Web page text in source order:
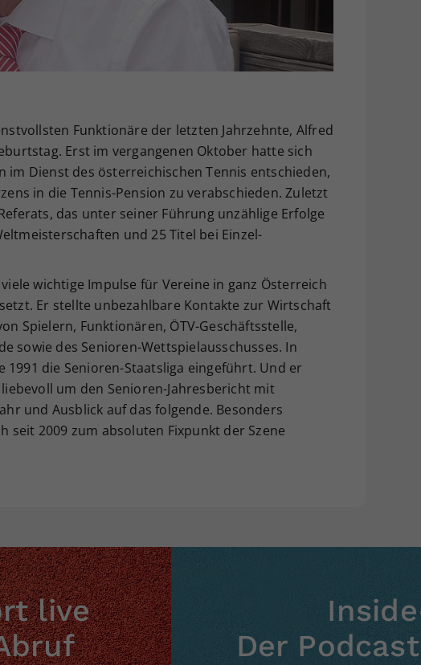
Funktionäre der letzten Jahrzehnte, Alfred
Erst im vergangenen Oktober hatte sich
im Dienst des österreichischen Tennis entschieden,
in die Tennis-Pension zu verabschieden. Zuletzt
das unter seiner Führung unzählige Erfolge
und 25 Titel bei Einzel-
wichtige Impulse für Vereine in ganz Österreich
Er stellte unbezahlbare Kontakte zur Wirtschaft
Spielern, Funktionären, ÖTV-Geschäftsstelle,
sowie des Senioren-Wettspielausschusses. In
die Senioren-Staatsliga eingeführt. Und er
um den Senioren-Jahresbericht mit
und Ausblick auf das folgende. Besonders
seit 2009 zum absoluten Fixpunkt der Szene
live
Der
Ihrer vorgenommen Einstellungen, falls der
Webseiten-Betreiber dies eingestellt hat.